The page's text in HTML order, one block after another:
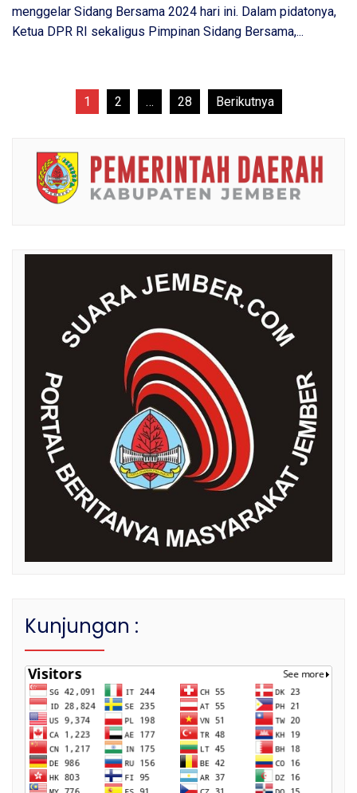
menggelar Sidang Bersama 2024 hari ini. Dalam pidatonya,
Ketua DPR RI sekaligus Pimpinan Sidang Bersama,...
Paginasi
1 2 … 28 Berikutnya
Kunjungan :